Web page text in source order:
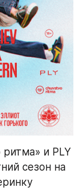
и PLY
сезон на